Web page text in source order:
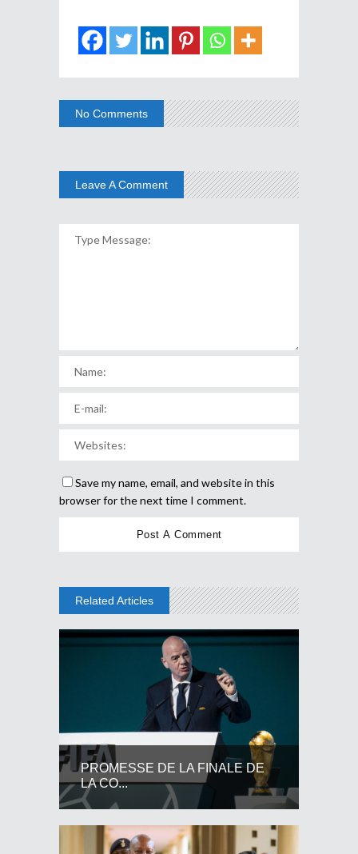
No Comments
Leave A Comment
Save my name, email, and website in this
browser for the next time I comment.
Related Articles
PROMESSE DE LA FINALE DE
LA CO...